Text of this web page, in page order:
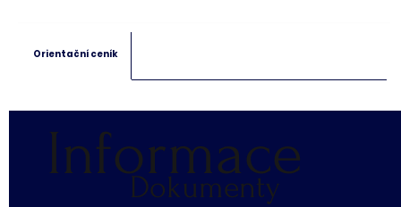
Orientační ceník
Dokumenty
Informace